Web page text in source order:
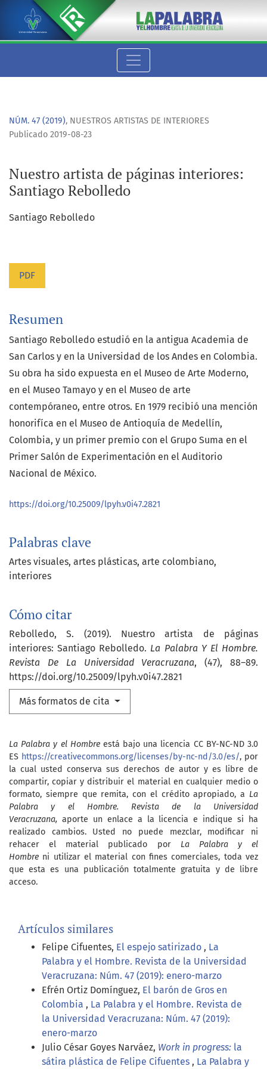
Nuestro artista de páginas interiores: Santiago Rebolledo
NÚM. 47 (2019), NUESTROS ARTISTAS DE INTERIORES
Nuestro artista de páginas interiores:
Santiago Rebolledo
Publicado 2019-08-23
Santiago Rebolledo
PDF
Palabras clave
Artes visuales artes plásticas arte colombiano
interiores
Cómo citar
Rebolledo, S. (2019). Nuestro artista de páginas
interiores: Santiago Rebolledo. La Palabra Y El Hombre.
Revista De La Universidad Veracruzana, (47), 88–89.
https://doi.org/10.25009/lpyh.v0i47.2821
Más formatos de cita
Resumen
Santiago Rebolledo estudió en la antigua Academia de
San Carlos y en la Universidad de los Andes en Colombia.
Su obra ha sido expuesta en el Museo de Arte Moderno,
en el Museo Tamayo y en el Museo de arte
contempóraneo, entre otros. En 1979 recibió una mención
honorifíca en el Museo de Antioquía de Medellín,
Colombia, y un primer premio con el Grupo Suma en el
Primer Salón de Experimentación en el Auditorio
Nacional de México.
https://doi.org/10.25009/lpyh.v0i47.2821
La Palabra y el Hombreestá bajo una licencia CC BY-NC-ND 3.0
ES https://creativecommons.org/licenses/by-nc-nd/3.0/es/, por
la cual usted conserva sus derechos de autor y es libre de
compartir, copiar y distribuir el material en cualquier medio o
formato, siempre que remita, con el crédito apropiado, a La
Palabra y el Hombre. Revista de la Universidad
Veracruzana, aporte un enlace a la licencia e indique si ha
realizado cambios. Usted no puede mezclar, modificar ni
rehacer el material publicado por La Palabra y el
Hombre ni utilizar el material con fines comerciales, toda vez
que esta es una publicación totalmente gratuita y de libre
acceso.
Artículos similares
Felipe Cifuentes, El espejo satirizado , La
Palabra y el Hombre. Revista de la Universidad
Veracruzana: Núm. 47 (2019): enero-marzo
Efrén Ortiz Domínguez, El barón de Gros en
Colombia , La Palabra y el Hombre. Revista de
la Universidad Veracruzana: Núm. 47 (2019):
enero-marzo
Julio César Goyes Narváez, Work in progress: la
sátira plástica de Felipe Cifuentes , La Palabra y